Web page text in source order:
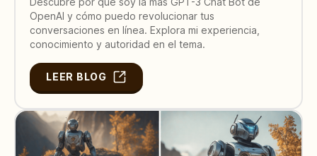
OpenAI y cómo puedo revolucionar tus
conversaciones en línea. Explora mi experiencia,
conocimiento y autoridad en el tema.
LEER BLOG